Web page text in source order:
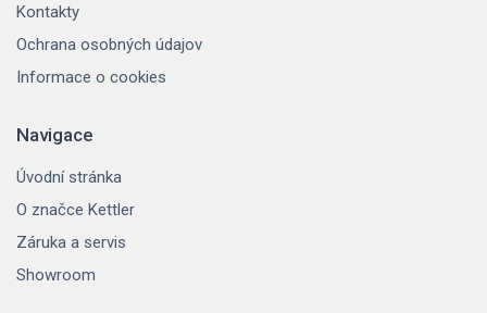
Kontakty
Ochrana osobných údajov
Informace o cookies
Navigace
Úvodní stránka
O značce Kettler
Záruka a servis
Showroom